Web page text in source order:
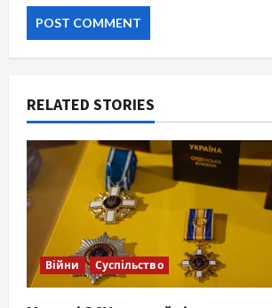
RELATED STORIES
Війни Суспільство